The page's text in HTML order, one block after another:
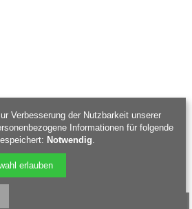
Verbesserung der Nutzbarkeit unserer
Informationen für folgende
Notwendig.
erlauben